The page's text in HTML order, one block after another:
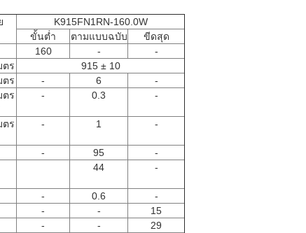
K915FN1RN-160.0W
ขั้นต่ำ
ตามแบบฉบับ
ขีดสุด
160 -
-
ตร
915 ± 10
ตร - 6
-
ตร
- 0.3 -
ตร
- 1 -
- 95
-
44 -
- 0.6
-
- -
15
- -
29